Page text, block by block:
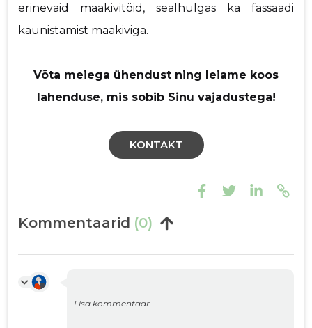
erinevaid maakivitöid, sealhulgas ka fassaadi
kaunistamist maakiviga.
Võta meiega ühendust ning leiame koos
lahenduse, mis sobib Sinu vajadustega!
KONTAKT
Kommentaarid (0)